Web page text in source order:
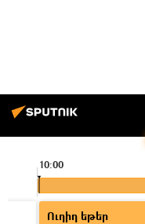
10:00
Ուղիղ եթեր